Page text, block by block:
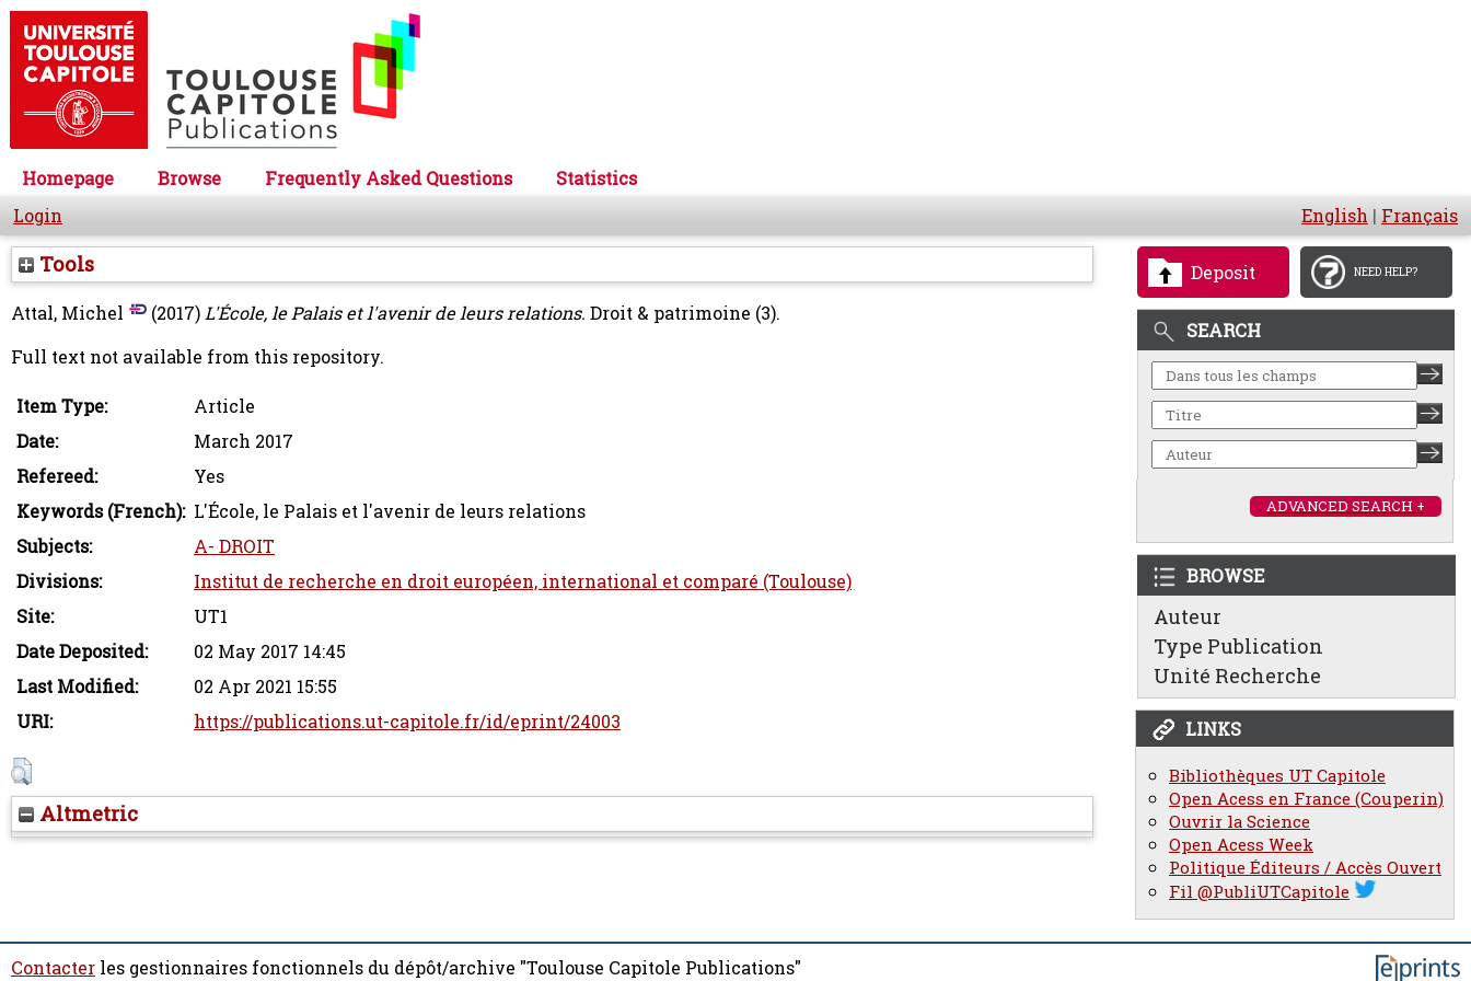
Homepage Browse Frequently Asked Questions
Statistics
Login
English | Français
Deposit NEED HELP?
SEARCH
ADVANCED SEARCH +
BROWSE
Auteur
Type Publication
Unité Recherche
LINKS
Bibliothèques UT Capitole
Open Acess en France (Couperin)
Ouvrir la Science
Open Acess Week
Politique Éditeurs / Accès Ouvert
Fil @PubliUTCapitole
Tools
Attal, Michel (2017)L'École, le Palais et l'avenir de leurs relations. Droit & patrimoine (3).
Full text not available from this repository.
Item Type:
Article
Date:
March 2017
Refereed:
Yes
Keywords (French): L'École, le Palais et l'avenir de leurs relations
Subjects:
A- DROIT
Divisions:
Institut de recherche en droit européen, international et comparé (Toulouse)
Site:
UT1
Date Deposited:
02 May 2017 14:45
Last Modified:
02 Apr 2021 15:55
URI:
https://publications.ut-capitole.fr/id/eprint/24003
Altmetric
Contacter les gestionnaires fonctionnels du dépôt/archive "Toulouse Capitole Publications"